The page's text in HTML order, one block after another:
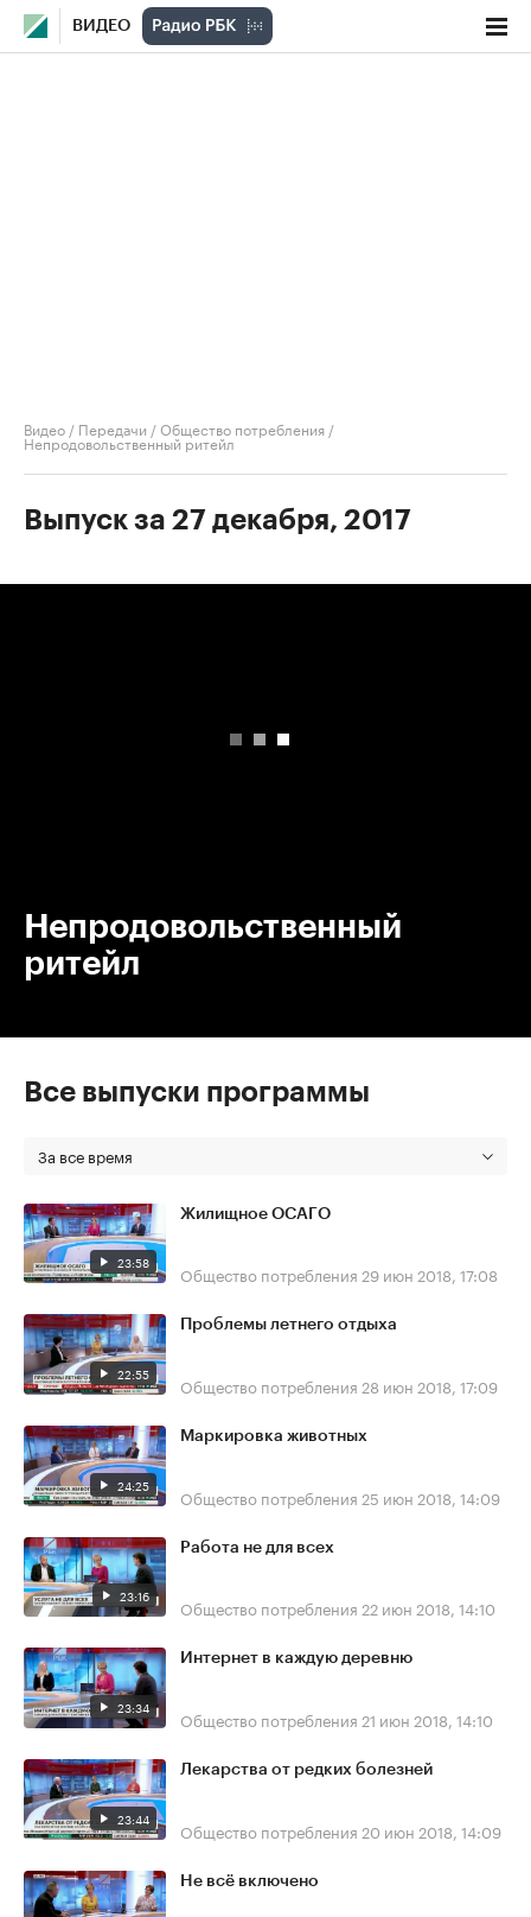
ВИДЕО
Видео / Передачи /Общество потребления /
Непродовольственный ритейл
Выпуск за 27 декабря, 2017
Непродовольственный
ритейл
Все выпуски программы
За все время
23:58
Жилищное ОСАГО
Общество потребления 29 июн 2018, 17:08
22:55
Проблемы летнего отдыха
Общество потребления 28 июн 2018, 17:09
24:25
Маркировка животных
Общество потребления 25 июн 2018, 14:09
23:16
Работа не для всех
Общество потребления 22 июн 2018, 14:10
23:34
Интернет в каждую деревню
Общество потребления 21 июн 2018, 14:10
23:44
Лекарства от редких болезней
Общество потребления 20 июн 2018, 14:09
Не всё включено